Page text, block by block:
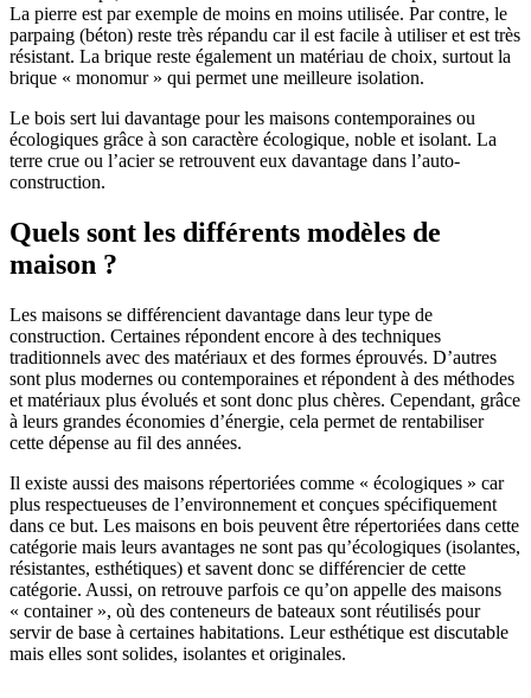
La pierre est par exemple de moins en moins utilisée. Par contre, le
parpaing (béton) reste très répandu car il est facile à utiliser et est très
résistant. La brique reste également un matériau de choix, surtout la
brique « monomur » qui permet une meilleure isolation.
Le bois sert lui davantage pour les maisons contemporaines ou
écologiques grâce à son caractère écologique, noble et isolant. La
terre crue ou l’acier se retrouvent eux davantage dans l’auto-
construction.
Quels sont les différents modèles de
maison ?
Les maisons se différencient davantage dans leur type de
construction. Certaines répondent encore à des techniques
traditionnels avec des matériaux et des formes éprouvés. D’autres
sont plus modernes ou contemporaines et répondent à des méthodes
et matériaux plus évolués et sont donc plus chères. Cependant, grâce
à leurs grandes économies d’énergie, cela permet de rentabiliser
cette dépense au fil des années.
Il existe aussi des maisons répertoriées comme « écologiques » car
plus respectueuses de l’environnement et conçues spécifiquement
dans ce but. Les maisons en bois peuvent être répertoriées dans cette
catégorie mais leurs avantages ne sont pas qu’écologiques (isolantes,
résistantes, esthétiques) et savent donc se différencier de cette
catégorie. Aussi, on retrouve parfois ce qu’on appelle des maisons
« container », où des conteneurs de bateaux sont réutilisés pour
servir de base à certaines habitations. Leur esthétique est discutable
mais elles sont solides, isolantes et originales.